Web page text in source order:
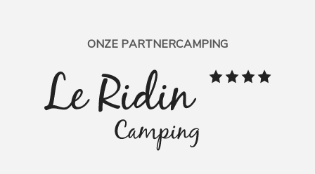
ONZE PARTNERCAMPING